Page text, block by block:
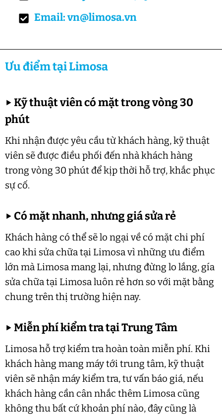
Email: vn@limosa.vn
Ưu điểm tại Limosa
▶Kỹ thuật viên có mặt trong vòng 30
phút
Khi nhận được yêu cầu từ khách hàng, kỹ thuật
viên sẽ được điều phối đến nhà khách hàng
trong vòng 30 phút để kịp thời hỗ trợ, khắc phục
sự cố.
▶ Có mặt nhanh, nhưng giá sửa rẻ
Khách hàng có thể sẽ lo ngại về có mặt chi phí
cao khi sửa chữa tại Limosa vì những ưu điểm
lớn mà Limosa mang lại, nhưng đừng lo lắng, gía
sửa chữa tại Limosa luôn rẻ hơn so với mặt bằng
chung trên thị trường hiện nay.
▶Miễn phí kiểm tra tại Trung Tâm
Limosa hỗ trợ kiểm tra hoàn toàn miễn phí. Khi
khách hàng mang máy tới trung tâm, kỹ thuật
viên sẽ nhận máy kiểm tra, tư vấn báo giá, nếu
khách hàng cần cân nhắc thêm Limosa cũng
không thu bất cứ khoản phí nào, đây cũng là